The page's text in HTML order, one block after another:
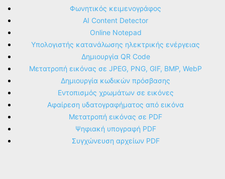
Φωνητικός κειμενογράφος
AI Content Detector
Online Notepad
Υπολογιστής κατανάλωσης ηλεκτρικής ενέργειας
Δημιουργία QR Code
Μετατροπή εικόνας σε JPEG, PNG, GIF, BMP, WebP
Δημιουργία κωδικών πρόσβασης
Εντοπισμός χρωμάτων σε εικόνες
Αφαίρεση υδατογραφήματος από εικόνα
Μετατροπή εικόνας σε PDF
Ψηφιακή υπογραφή PDF
Συγχώνευση αρχείων PDF